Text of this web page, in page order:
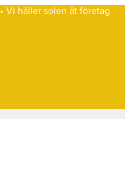
• Vi håller solen åt företag